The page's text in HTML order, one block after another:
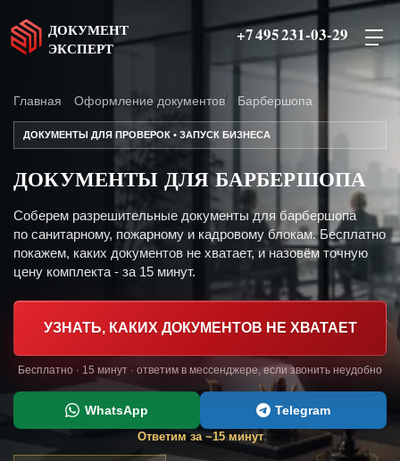
ДОКУМЕНТ
ЭКСПЕРТ
+7 495 231-03-29
Главная Оформление документов Барбершопа
ДОКУМЕНТЫ ДЛЯ ПРОВЕРОК • ЗАПУСК БИЗНЕСА
ДОКУМЕНТЫ ДЛЯ БАРБЕРШОПА
Соберем разрешительные документы для барбершопа
по санитарному, пожарному и кадровому блокам. Бесплатно
покажем, каких документов не хватает, и назовём точную
цену комплекта - за 15 минут.
УЗНАТЬ, КАКИХ ДОКУМЕНТОВ НЕ ХВАТАЕТ
Бесплатно · 15 минут · ответим в мессенджере, если звонить неудобно
WhatsApp Telegram
Ответим за ~15 минут